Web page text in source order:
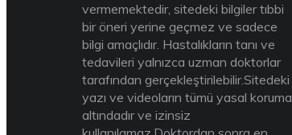
vermemektedir, sitedeki bilgiler tıbbi
bir öneri yerine geçmez ve sadece
bilgi amaçlıdır. Hastalıkların tanı ve
tedavileri yalnızca uzman doktorlar
tarafından gerçekleştirilebilir.Sitedeki
yazı ve videoların tümü yasal koruma
altındadır ve izinsiz